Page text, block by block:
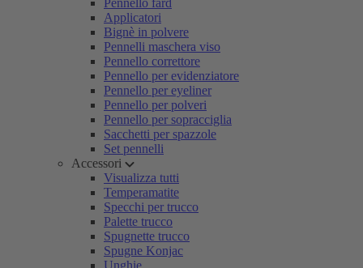
Pennello fard
Applicatori
Bignè in polvere
Pennelli maschera viso
Pennello correttore
Pennello per evidenziatore
Pennello per eyeliner
Pennello per polveri
Pennello per sopracciglia
Sacchetti per spazzole
Set pennelli
Accessori
Visualizza tutti
Temperamatite
Specchi per trucco
Palette trucco
Spugnette trucco
Spugne Konjac
Unghie